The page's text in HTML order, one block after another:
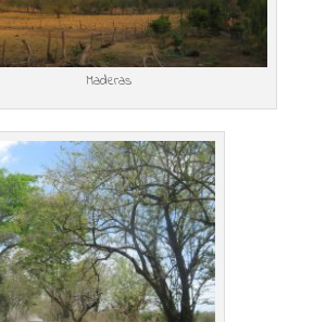
Maderas